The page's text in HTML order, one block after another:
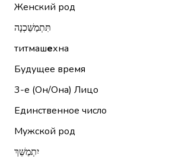
Женский род
תִּתְמַשֵּׁכְנָה
титмашехна
Будущее время
3-е (Он/Она) Лицо
Единственное число
Мужской род
יִתְמַשֵּׁךְ